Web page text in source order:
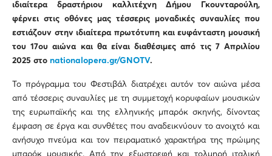
ιδιαίτερα δραστήριου καλλιτέχνη Δήμου Γκουνταρούλη,
φέρνει στις οθόνες μας τέσσερις μοναδικές συναυλίες που
εστιάζουν στην ιδιαίτερα πρωτότυπη και ευφάνταστη μουσική
του 17ου αιώνα και θα είναι διαθέσιμες από τις 7 Απριλίου
2025 στο nationalopera.gr/GNOTV.
Το πρόγραμμα του Φεστιβάλ διατρέχει αυτόν τον αιώνα μέσα
από τέσσερις συναυλίες με τη συμμετοχή κορυφαίων μουσικών
της ευρωπαϊκής και της ελληνικής μπαρόκ σκηνής, δίνοντας
έμφαση σε έργα και συνθέτες που αναδεικνύουν το ανοιχτό και
ανήσυχο πνεύμα και τον πειραματικό χαρακτήρα της πρώιμης
μπαρόκ μουσικής. Από την εξωστρεφή και τολμηρή ιταλική